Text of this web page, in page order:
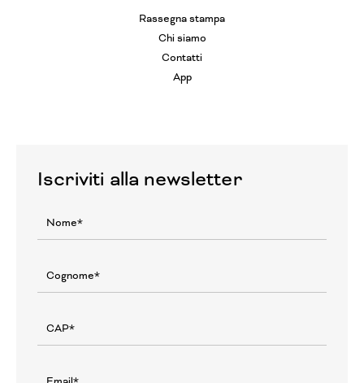
Rassegna stampa
Chi siamo
Contatti
App
Iscriviti alla newsletter